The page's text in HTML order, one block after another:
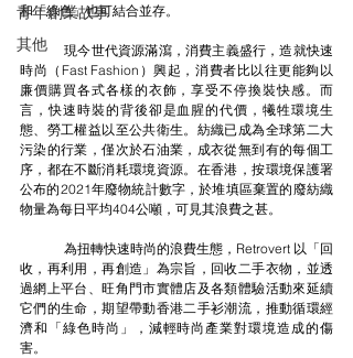
青年創業故事
其他
和「綠色」也可結合並存。
	現今世代資源滿瀉，消費主義盛行，造就快速
時尚（Fast Fashion）興起，消費者比以往更能夠以
廉價購買各式各樣的衣飾，享受不停換裝快感。而
言，快速時裝的背後卻是血腥的代價，犧牲環境生
態、勞工權益以至公共衛生。紡織已成為全球第二大
污染的行業，僅次於石油業，成衣從無到有的每個工
序，都在不斷消耗環境資源。在香港，按環境保護署
公布的2021年廢物統計數字，於堆填區棄置的廢紡織
物量為每日平均404公噸，可見其浪費之甚。
收，再利用，再創造」為宗旨，回收二手衣物，並透
過網上平台、旺角門市實體店及各類體驗活動來延續
它們的生命，期望帶動香港二手衫潮流，推動循環經
濟和「綠色時尚」，減輕時尚產業對環境造成的傷
害。